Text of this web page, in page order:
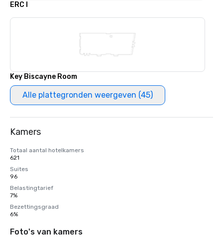
ERC I
Key Biscayne Room
Alle plattegronden weergeven (45)
Kamers
Totaal aantal hotelkamers
621
Suites
96
Belastingtarief
7%
Bezettingsgraad
6%
Foto's van kamers